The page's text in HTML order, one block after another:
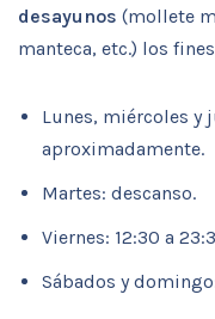
desayunos (mollete
manteca, etc.) los
Lunes, miércoles y
aproximadamente.
Martes: descanso.
Viernes: 12:30 a
Sábados y